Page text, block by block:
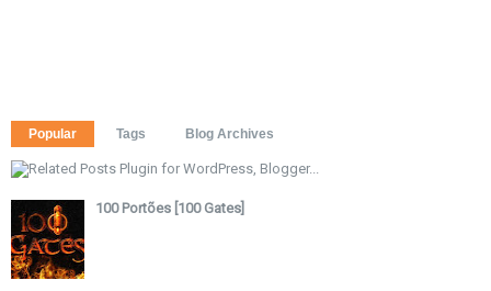
Popular Tags Blog Archives
100 Portões [100 Gates]